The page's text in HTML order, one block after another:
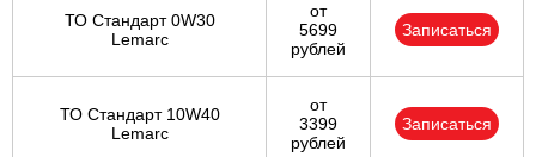
ТО Стандарт 0W30
Lemarc
от
5699
рублей
Записаться
ТО Стандарт 10W40
Lemarc
от
3399
рублей
Записаться